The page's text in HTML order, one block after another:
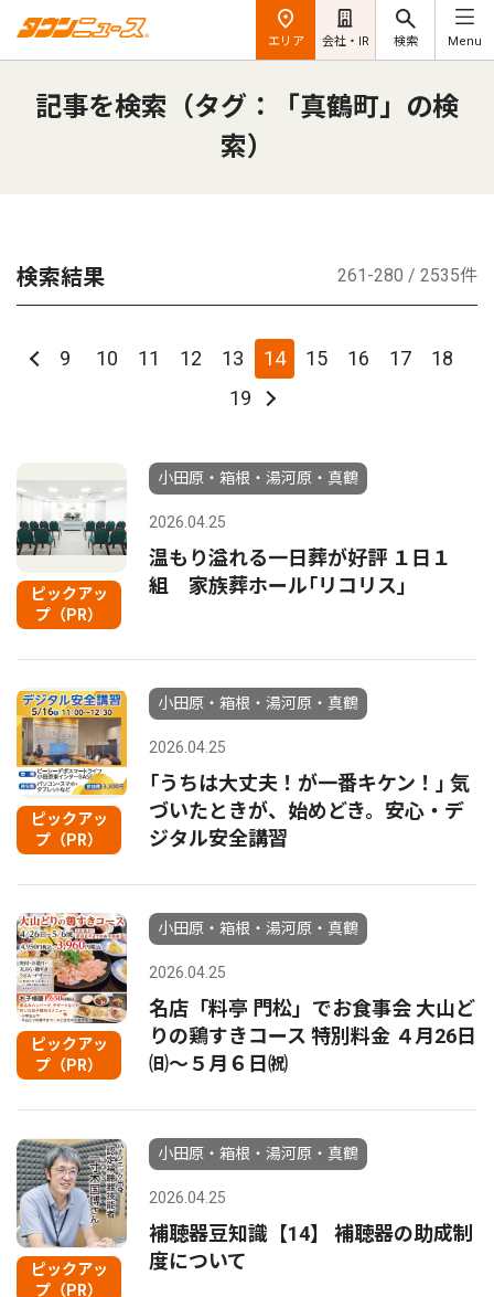
エリア 会社・IR 検索 Menu
記事を検索（タグ：「真鶴町」の検
索）
検索結果 261-280 / 2535件
9 10 11 12 13 14 15 16 17
18
19
ピックアッ
プ（PR）
小田原・箱根・湯河原・真鶴
2026.04.25
温もり溢れる一日葬が好評 １日１
組 家族葬ホール｢リコリス｣
ピックアッ
プ（PR）
小田原・箱根・湯河原・真鶴
2026.04.25
｢うちは大丈夫！が一番キケン！｣ 気
づいたときが、始めどき。安心・デ
ジタル安全講習
ピックアッ
プ（PR）
小田原・箱根・湯河原・真鶴
2026.04.25
名店「料亭 門松」でお食事会 大山ど
りの鶏すきコース 特別料金 ４月26日
㈰～５月６日㈷
ピックアッ
プ（PR）
小田原・箱根・湯河原・真鶴
2026.04.25
補聴器豆知識【14】 補聴器の助成制
度について